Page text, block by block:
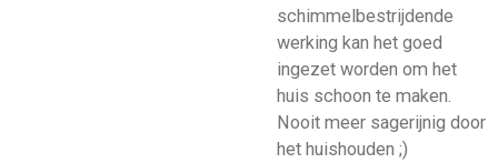
schimmelbestrijdende
werking kan het goed
ingezet worden om het
huis schoon te maken.
Nooit meer sagerijnig door
het huishouden ;)